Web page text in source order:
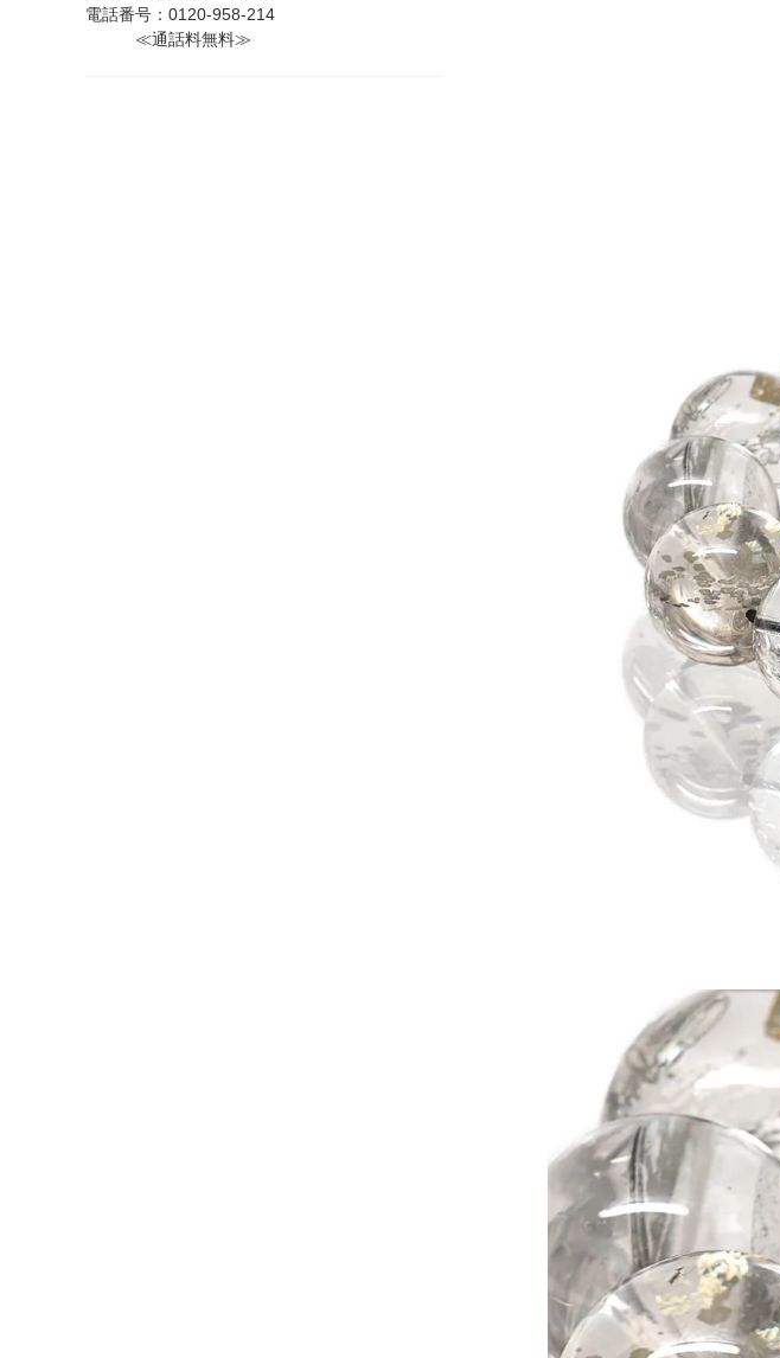
電話番号：0120-958-214
≪通話料無料≫